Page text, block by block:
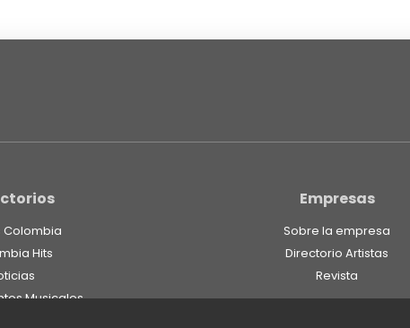
Colombia
Hits
Musicales
Empresas
Sobre la empresa
Directorio Artistas
Revista